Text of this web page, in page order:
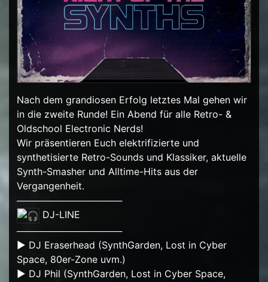
Nach dem grandiosen Erfolg letztes Mal gehen wir
in die zweite Runde! Ein Abend für alle Retro- &
Oldschool Electronic Nerds!
Wir präsentieren Euch elektrifizierte und
synthetisierte Retro-Sounds und Klassiker, aktuelle
Synth-Smasher und Alltime-Hits aus der
Vergangenheit.
────────────────
DJ-LINE
────────────────
► DJ Eraserhead (SynthGarden, Lost in Cyber
Space, 80er-Zone uvm.)
► DJ Phil (SynthGarden, Lost in Cyber Space,